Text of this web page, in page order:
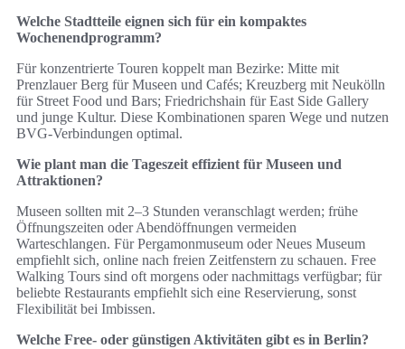
Welche Stadtteile eignen sich für ein kompaktes
Wochenendprogramm?
Für konzentrierte Touren koppelt man Bezirke: Mitte mit
Prenzlauer Berg für Museen und Cafés; Kreuzberg mit Neukölln
für Street Food und Bars; Friedrichshain für East Side Gallery
und junge Kultur. Diese Kombinationen sparen Wege und nutzen
BVG‑Verbindungen optimal.
Wie plant man die Tageszeit effizient für Museen und
Attraktionen?
Museen sollten mit 2–3 Stunden veranschlagt werden; frühe
Öffnungszeiten oder Abendöffnungen vermeiden
Warteschlangen. Für Pergamonmuseum oder Neues Museum
empfiehlt sich, online nach freien Zeitfenstern zu schauen. Free
Walking Tours sind oft morgens oder nachmittags verfügbar; für
beliebte Restaurants empfiehlt sich eine Reservierung, sonst
Flexibilität bei Imbissen.
Welche Free‑ oder günstigen Aktivitäten gibt es in Berlin?